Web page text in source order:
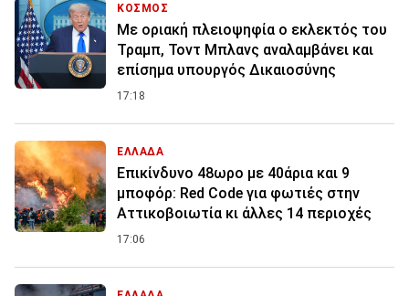
ΚΟΣΜΟΣ
Με οριακή πλειοψηφία ο εκλεκτός του
Τραμπ, Τοντ Μπλανς αναλαμβάνει και
επίσημα υπουργός Δικαιοσύνης
17:18
ΕΛΛΑΔΑ
Επικίνδυνο 48ωρο με 40άρια και 9
μποφόρ: Red Code για φωτιές στην
Αττικοβοιωτία κι άλλες 14 περιοχές
17:06